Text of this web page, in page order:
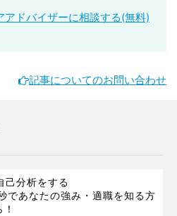
アドバイザーに相談する(無料)
記事についてのお問い合わせ
己分析をする
であなたの強み・適職を知る方